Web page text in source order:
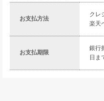
お支払方法
クレ
楽天
お支払期限
銀行
日ま